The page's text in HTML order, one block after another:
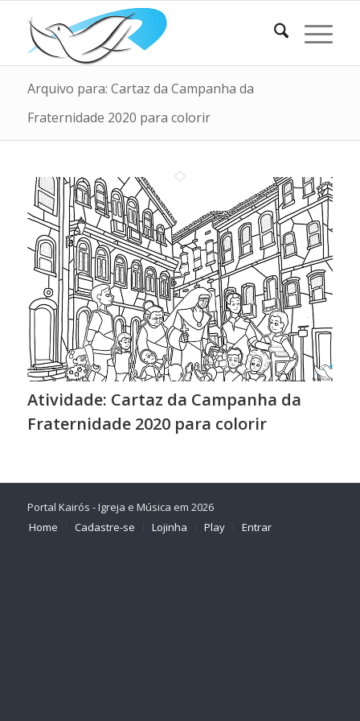
Arquivo para: Cartaz da Campanha da
Fraternidade 2020 para colorir
Atividade: Cartaz da Campanha da
Fraternidade 2020 para colorir
Portal Kairós - Igreja e Música em 2026
Home
Cadastre-se Lojinha Play Entrar